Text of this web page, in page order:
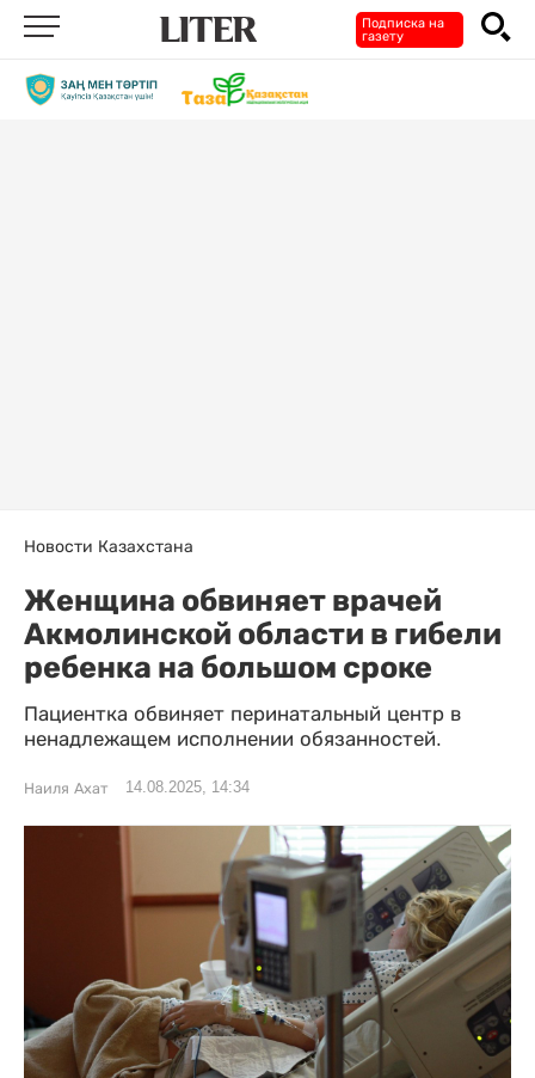
Подписка на
газету
Новости Казахстана
Женщина обвиняет врачей
Акмолинской области в гибели
ребенка на большом сроке
Пациентка обвиняет перинатальный центр в
ненадлежащем исполнении обязанностей.
Наиля Ахат 14.08.2025, 14:34